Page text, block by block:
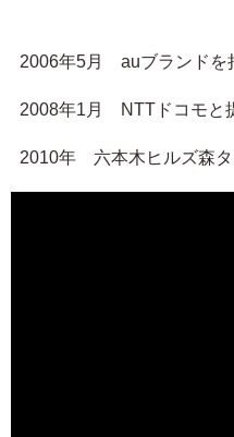
2006年5月 auブランドを
2008年1月 NTTドコモと
2010年 六本木ヒルズ森タ